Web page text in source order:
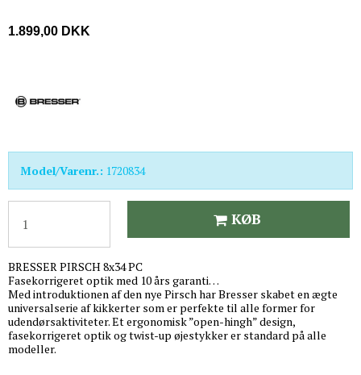
1.899,00 DKK
Model/Varenr.: 1720834
KØB
BRESSER PIRSCH 8x34 PC
Fasekorrigeret optik med 10 års garanti…
Med introduktionen af den nye Pirsch har Bresser skabet en ægte
universalserie af kikkerter som er perfekte til alle former for
udendørsaktiviteter. Et ergonomisk ”open-hingh” design,
fasekorrigeret optik og twist-up øjestykker er standard på alle
modeller.